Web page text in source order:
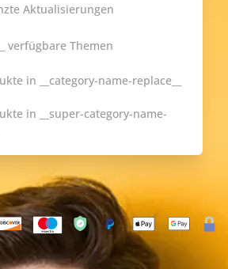
Aktualisierungen
verfügbare Themen
in __category-name-replace__
in __super-category-name-